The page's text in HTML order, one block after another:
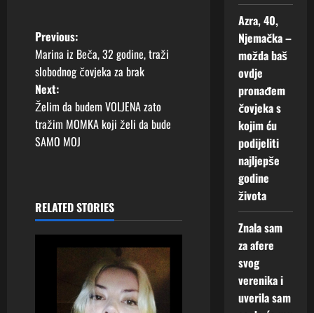
P
o
s
t
v
Previous:
Marina iz Beča, 32 godine, traži
slobodnog čovjeka za brak
Next:
Želim da budem VOLJENA zato
tražim MOMKA koji želi da bude
SAMO MOJ
RELATED STORIES
0
Azra, 40,
Njemačka –
možda baš
ovdje
pronađem
čovjeka s
kojim ću
podijeliti
najljepše
godine
života
Znala sam
za afere
svog
verenika i
uverila sam